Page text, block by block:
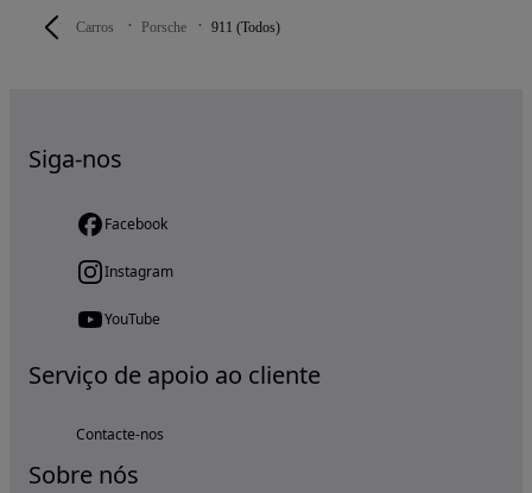
Carros Porsche 911 (Todos)
Siga-nos
Facebook
Instagram
YouTube
Serviço de apoio ao cliente
Contacte-nos
Sobre nós